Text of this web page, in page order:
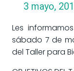
3 mayo,
Les
sábado 7 de
del Taller para